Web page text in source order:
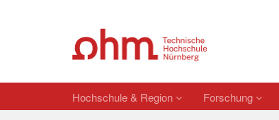
Hochschule & Region Forschung